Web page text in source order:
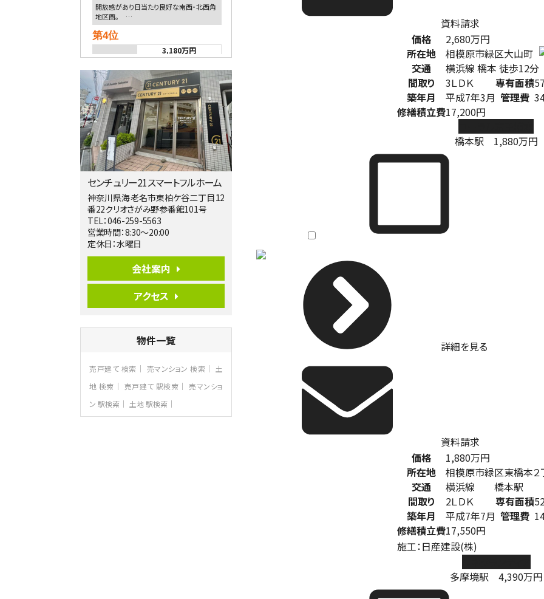
開放感があり日当たり良好な南西・北西角
地区画。 …
第4位
3,180万円
海老名駅
バ12分 ・歩7分
大規模開発分譲地内の新築戸建！開発道
路は幅員４.…
第5位
3,680万円
4ＳＬＤＫ
海老名駅
バ15分・歩1分
リビングダイニング部分の床暖房完備 車
並列2台駐…
第6位
5,999万円
開放感があり日当たり良好な南西・北西角
地。 ご家…
4ＬＤＫ
長後駅
機や浴…
第8位
3,680万円
4ＬＤＫ
センチュリー21スマートフルホーム
神奈川県海老名市東柏ケ谷二丁目12
番22クリオさがみ野参番館101号
TEL：046-259-5563
営業時間：8:30～20:00
定休日：水曜日
会社案内
アクセス
物件一覧
売戸建て 検索 売マンション 検索
土
地 検索
売戸建て 駅検索
売マンショ
ン 駅検索
土地 駅検索
資料請求
価格
2,680万円
所在地
相模原市緑区大山町
交通
横浜線 橋本 徒歩12分
間取り
3ＬＤＫ 専有面積
築年月
平成7年3月 管理費
修繕積立費17,200円
橋本駅
1,880万円
詳細を見る
資料請求
価格
1,880万円
所在地
相模原市緑区東橋本２
交通
横浜線 橋本駅
間取り
2ＬＤＫ 専有面積
築年月
平成7年7月 管理費
修繕積立費17,550円
施工：日産建設(株)
多摩境駅
4,390万円